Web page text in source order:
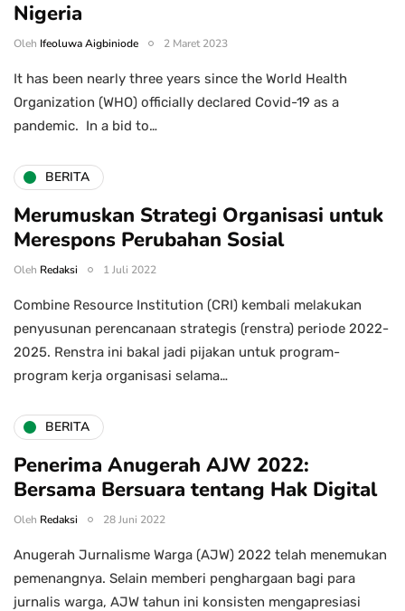
Nigeria
Oleh Ifeoluwa Aigbiniode 2 Maret 2023
It has been nearly three years since the World Health
Organization (WHO) officially declared Covid-19 as a
pandemic. In a bid to…
BERITA
Merumuskan Strategi Organisasi untuk
Merespons Perubahan Sosial
Oleh Redaksi 1 Juli 2022
Combine Resource Institution (CRI) kembali melakukan
penyusunan perencanaan strategis (renstra) periode 2022-
2025. Renstra ini bakal jadi pijakan untuk program-
program kerja organisasi selama…
BERITA
Penerima Anugerah AJW 2022:
Bersama Bersuara tentang Hak Digital
Oleh Redaksi 28 Juni 2022
Anugerah Jurnalisme Warga (AJW) 2022 telah menemukan
pemenangnya. Selain memberi penghargaan bagi para
jurnalis warga, AJW tahun ini konsisten mengapresiasi